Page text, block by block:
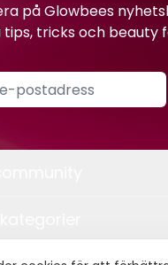
på Glowbees
tricks och beauty